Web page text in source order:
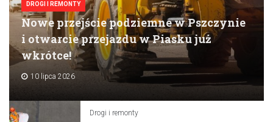
DROGI I REMONTY
Nowe przejście podziemne w Pszczynie
i otwarcie przejazdu w Piasku już
wkrótce!
10 lipca 2026
Drogi i remonty